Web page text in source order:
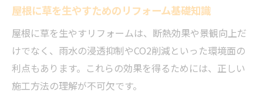
屋根に草を生やすためのリフォーム基礎知識
屋根に草を生やすリフォームは、断熱効果や景観向上だ
けでなく、雨水の浸透抑制やCO2削減といった環境面の
利点もあります。これらの効果を得るためには、正しい
施工方法の理解が不可欠です。